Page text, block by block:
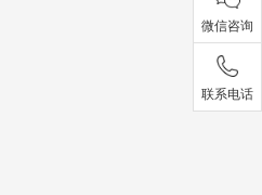
微信咨询
联系电话